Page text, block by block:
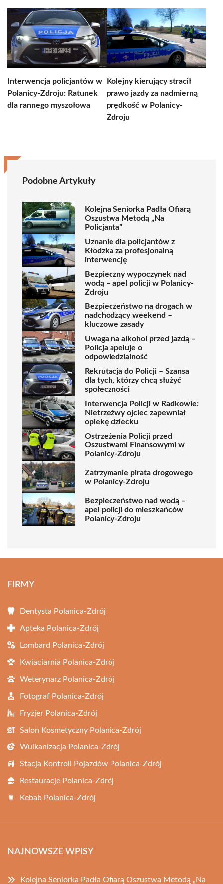
Interwencja policjantów w
Polanicy-Zdroju: Ratunek
dla rannego myszołowa
Kolejny kierujący stracił
prawo jazdy za nadmierną
prędkość w Polanicy-
Zdroju
Podobne Artykuły
Kolejna Seniorka Padła Ofiarą
Oszustwa Metodą „Na
Policjanta”
Uznanie dla policjantów z
Kłodzka za profesjonalną
interwencję
Bezpieczny wypoczynek nad
wodą – apel policji w Polanicy-
Zdroju
Bezpieczeństwo na drogach w
nadchodzący weekend –
kluczowe zasady
Uwaga na alkohol przed jazdą –
Policja apeluje o
odpowiedzialność
Rekrutacja do Policji – Szansa
dla tych, którzy chcą służyć
społeczności
Interwencja Policji w Radkowie:
Nietrzeźwy ojciec zapewniał
opiekę dziecku
Ostrzeżenia Policji przed
Oszustwami Finansowymi w
Polanicy-Zdroju
Zatrzymanie pirata drogowego
w Polanicy-Zdroju
Bezpieczeństwo nad wodą –
apel policji do mieszkańców
Polanicy-Zdroju
FIRMY
Dentysta Polanica-Zdrój
Apteka Polanica-Zdrój
Lombard Polanica-Zdrój
Kwiaciarnia Polanica-Zdrój
Weterynarz Polanica-Zdrój
Fotograf Polanica-Zdrój
Fryzjer Polanica-Zdrój
Salon Kosmetyczny Polanica-Zdrój
Wulkanizacja Polanica-Zdrój
Stacja Kontroli Pojazdów Polanica-Zdrój
Restauracje Polanica-Zdrój
Kebab Polanica-Zdrój
NAJNOWSZE WPISY
Kolejna Seniorka Padła Ofiarą Oszustwa Metodą „Na